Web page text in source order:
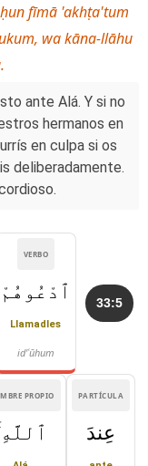
fīmā 'akhṭa'tum
wa kāna-llāhu
ante Alá. Y si no
hermanos en
en culpa si os
deliberadamente.
33:5
VERBO
ٱدْعُوهُمْ
Llamadles
id'ʿūhum
PARTÍCULA
عِندَ
PROPIO